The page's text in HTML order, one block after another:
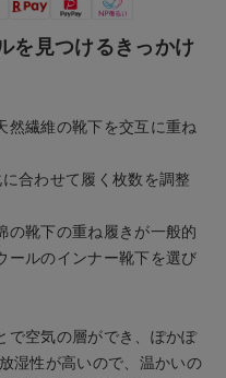
を見つけるきっかけ
然繊維の靴下を交互に重ね
合わせて履く枚数を調整
の靴下の重ね履きが一般的
ールのインナー靴下を選び
で空気の層ができ、ぽかぽ
湿性が高いので、温かいの